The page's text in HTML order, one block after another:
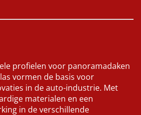
profielen voor panoramadaken
vormen de basis voor
in de auto-industrie. Met
materialen en een
in de verschillende